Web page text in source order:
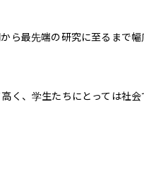
ら最先端の研究に至るまで
く、学生たちにとっては社